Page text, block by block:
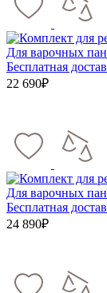
Для варочных
Бесплатная
22 690₽
Для варочных
Бесплатная
24 890₽